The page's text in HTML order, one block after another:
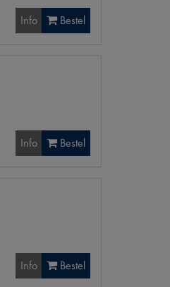
Info Bestel
Info Bestel
Info Bestel